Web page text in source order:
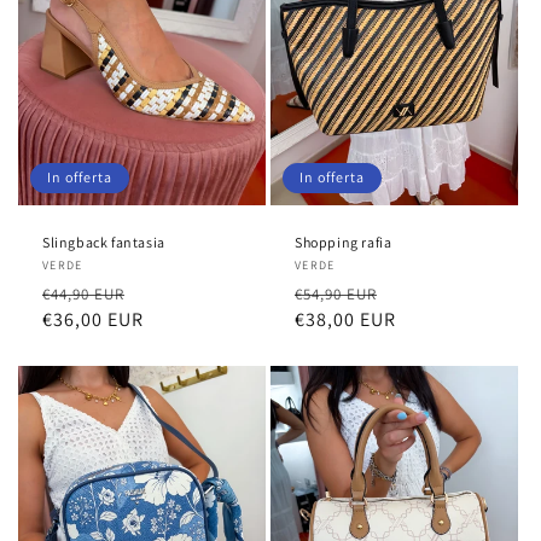
In offerta
Slingback fantasia
Fornitore:
VERDE
Prezzo
di
€44,90 EUR
scontato
€36,00 EUR
In offerta
Shopping rafia
Fornitore:
VERDE
Prezzo
di
€54,90 EUR
scontato
€38,00 EUR